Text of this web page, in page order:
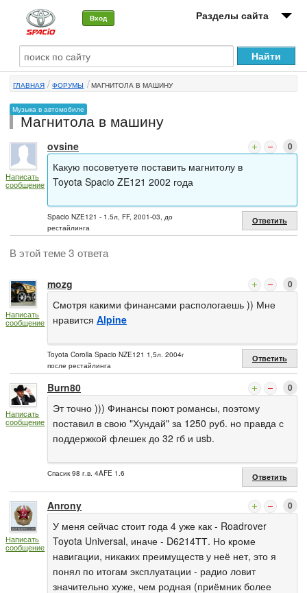
Вход Разделы сайта
О машине
Автоклуб
Форумы
Сервисы и услуги
Новости
ГЛАВНАЯ ФОРУМЫ МАГНИТОЛА В МАШИНУ
Музыка в автомобиле
Магнитола в машину
Написать
сообщение
ovsine 0
Какую посоветуете поставить магнитолу в
Toyota Spacio ZE121 2002 года
Spacio NZE121 - 1.5л, FF, 2001-03, до
рестайлинга
Ответить
В этой теме 3 ответа
Написать
сообщение
mozg 0
Смотря какими финансами распологаешь )) Мне
нравится Alpine
Toyota Corolla Spacio NZE121 1,5л. 2004г
после рестайлинга
Ответить
Написать
сообщение
Burn80 0
Эт точно ))) Финансы поют романсы, поэтому
поставил в свою "Хундай" за 1250 руб. но правда с
поддержкой флешек до 32 гб и usb.
Спасик 98 г.в. 4AFE 1.6 Ответить
Написать
сообщение
Anrony 0
У меня сейчас стоит года 4 уже как - Roadrover
Toyota Universal, иначе - D6214ТТ. Но кроме
навигации, никаких преимуществ у неё нет, это я
понял по итогам эксплуатации - радио ловит
значительно хуже, чем родная (приёмник более